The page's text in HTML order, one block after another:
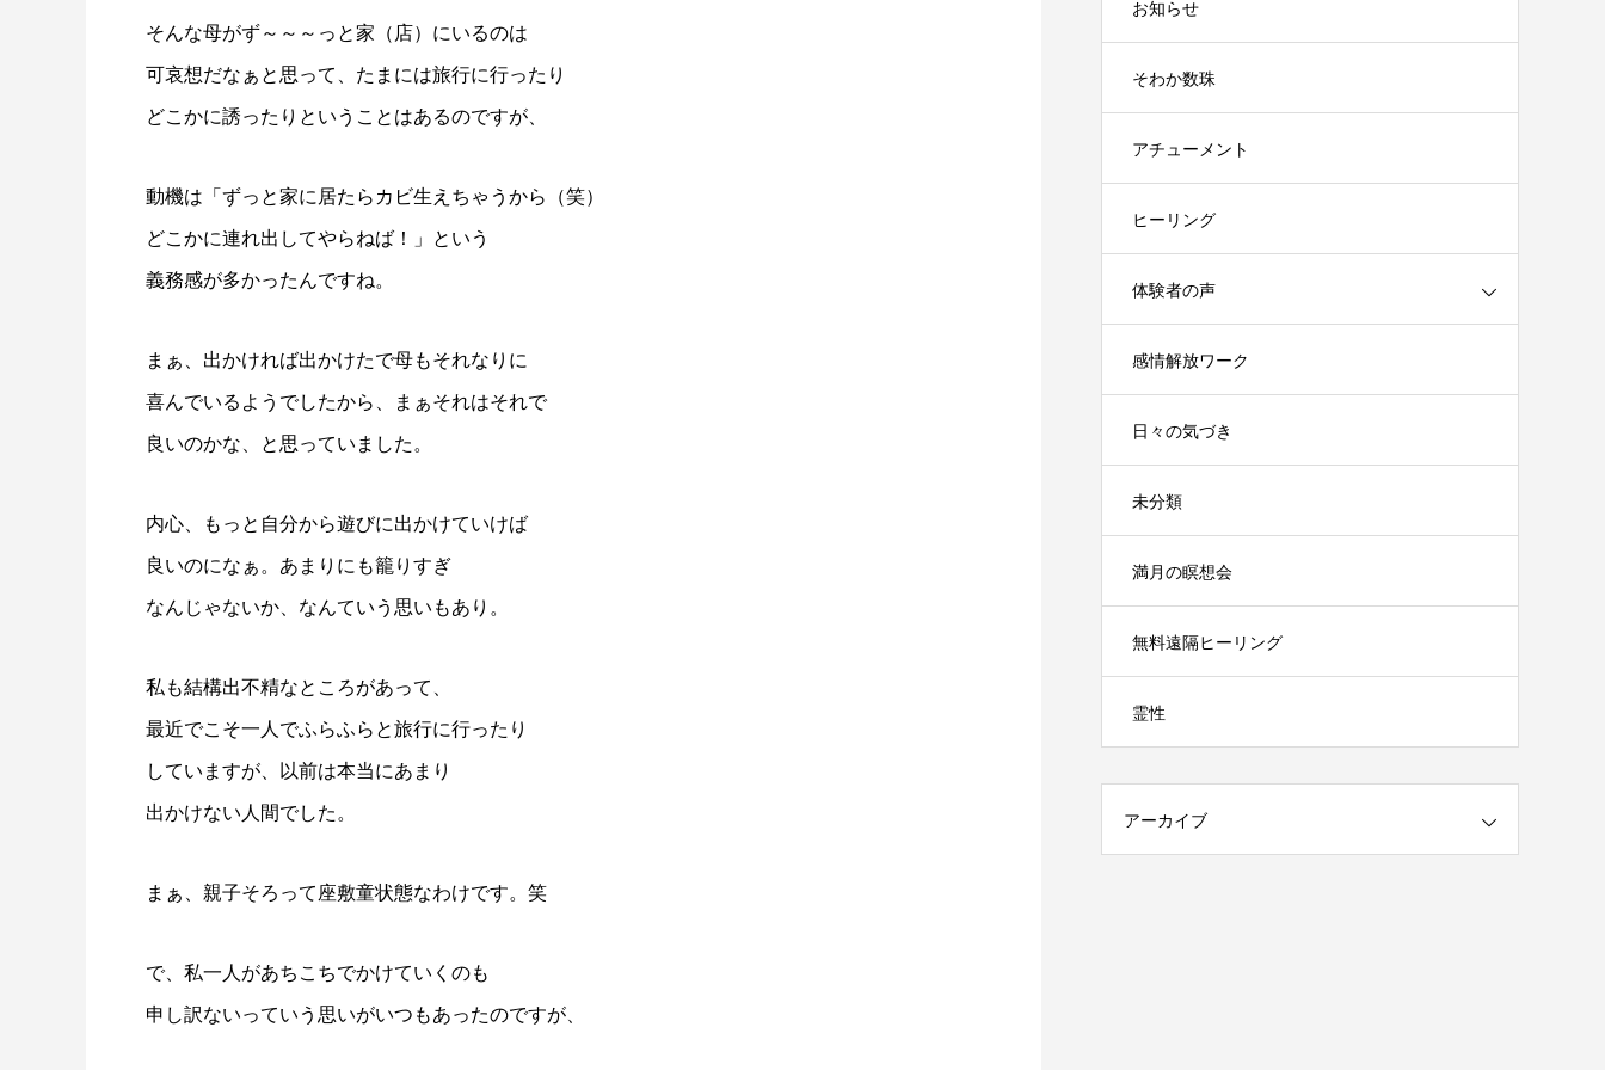
そんな母がず～～～っと家（店）にいるのは
可哀想だなぁと思って、たまには旅行に行ったり
どこかに誘ったりということはあるのですが、
動機は「ずっと家に居たらカビ生えちゃうから（笑）
どこかに連れ出してやらねば！」という
義務感が多かったんですね。
まぁ、出かければ出かけたで母もそれなりに
喜んでいるようでしたから、まぁそれはそれで
良いのかな、と思っていました。
内心、もっと自分から遊びに出かけていけば
良いのになぁ。あまりにも籠りすぎ
なんじゃないか、なんていう思いもあり。
私も結構出不精なところがあって、
最近でこそ一人でふらふらと旅行に行ったり
していますが、以前は本当にあまり
出かけない人間でした。
まぁ、親子そろって座敷童状態なわけです。笑
で、私一人があちこちでかけていくのも
申し訳ないっていう思いがいつもあったのですが、
お知らせ
そわか数珠
アチューメント
ヒーリング
体験者の声
感情解放ワーク
日々の気づき
未分類
満月の瞑想会
無料遠隔ヒーリング
霊性
アーカイブ